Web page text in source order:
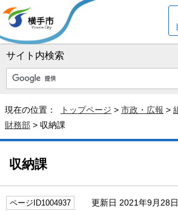
サイト内検索
現在の位置： トップページ > 市政・広報 >
財務部 > 収納課
収納課
ページID1004937 更新日 2021年9月28日